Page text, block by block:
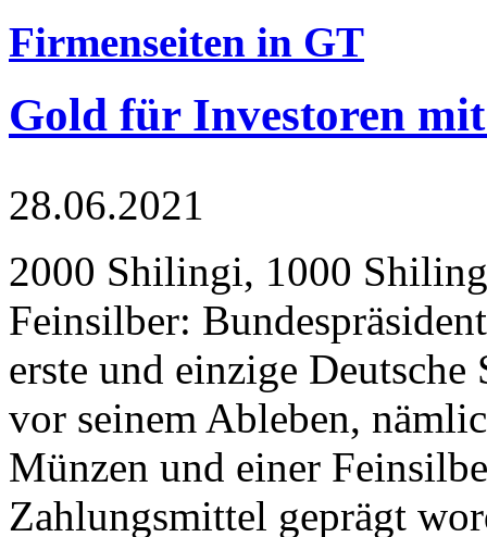
Firmenseiten in GT
Gold für Investoren
28.06.2021
2000 Shilingi, 1000
Feinsilber:
erste und einzige Deutsche
vor seinem Ableben,
Münzen und einer
Zahlungsmittel geprägt